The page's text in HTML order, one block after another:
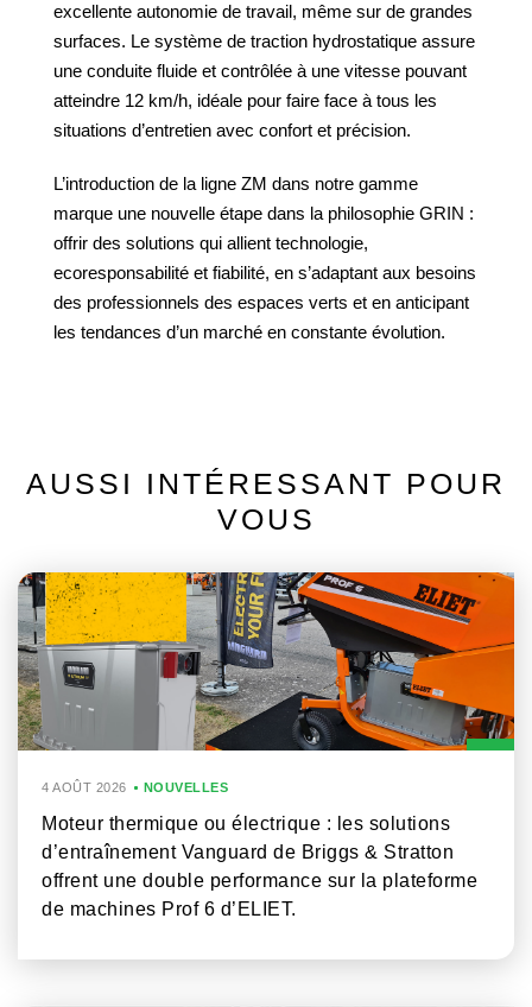
excellente autonomie de travail, même sur de grandes
surfaces. Le système de traction hydrostatique assure
une conduite fluide et contrôlée à une vitesse pouvant
atteindre 12 km/h, idéale pour faire face à tous les
situations d’entretien avec confort et précision.
L’introduction de la ligne ZM dans notre gamme
marque une nouvelle étape dans la philosophie GRIN :
offrir des solutions qui allient technologie,
ecoresponsabilité et fiabilité, en s’adaptant aux besoins
des professionnels des espaces verts et en anticipant
les tendances d’un marché en constante évolution.
AUSSI INTÉRESSANT POUR
VOUS
4 AOÛT 2026 NOUVELLES
Moteur thermique ou électrique : les solutions
d’entraînement Vanguard de Briggs & Stratton
offrent une double performance sur la plateforme
de machines Prof 6 d’ELIET.